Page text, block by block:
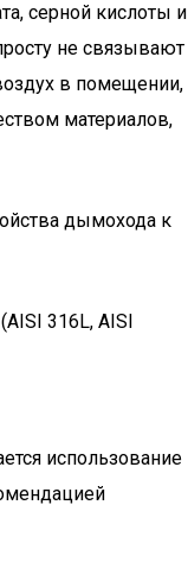
серной кислоты и
не связывают
в помещении,
материалов,
дымохода к
316L, AISI
использование